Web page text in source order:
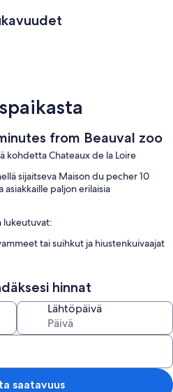
from Beauval zoo
kohdetta Chateaux de la Loire
sijaitseva Maison du pecher 10
paljon erilaisia
lukeutuvat:
tai suihkut ja hiustenkuivaajat
hinnat
Lähtöpäivä
saatavuus